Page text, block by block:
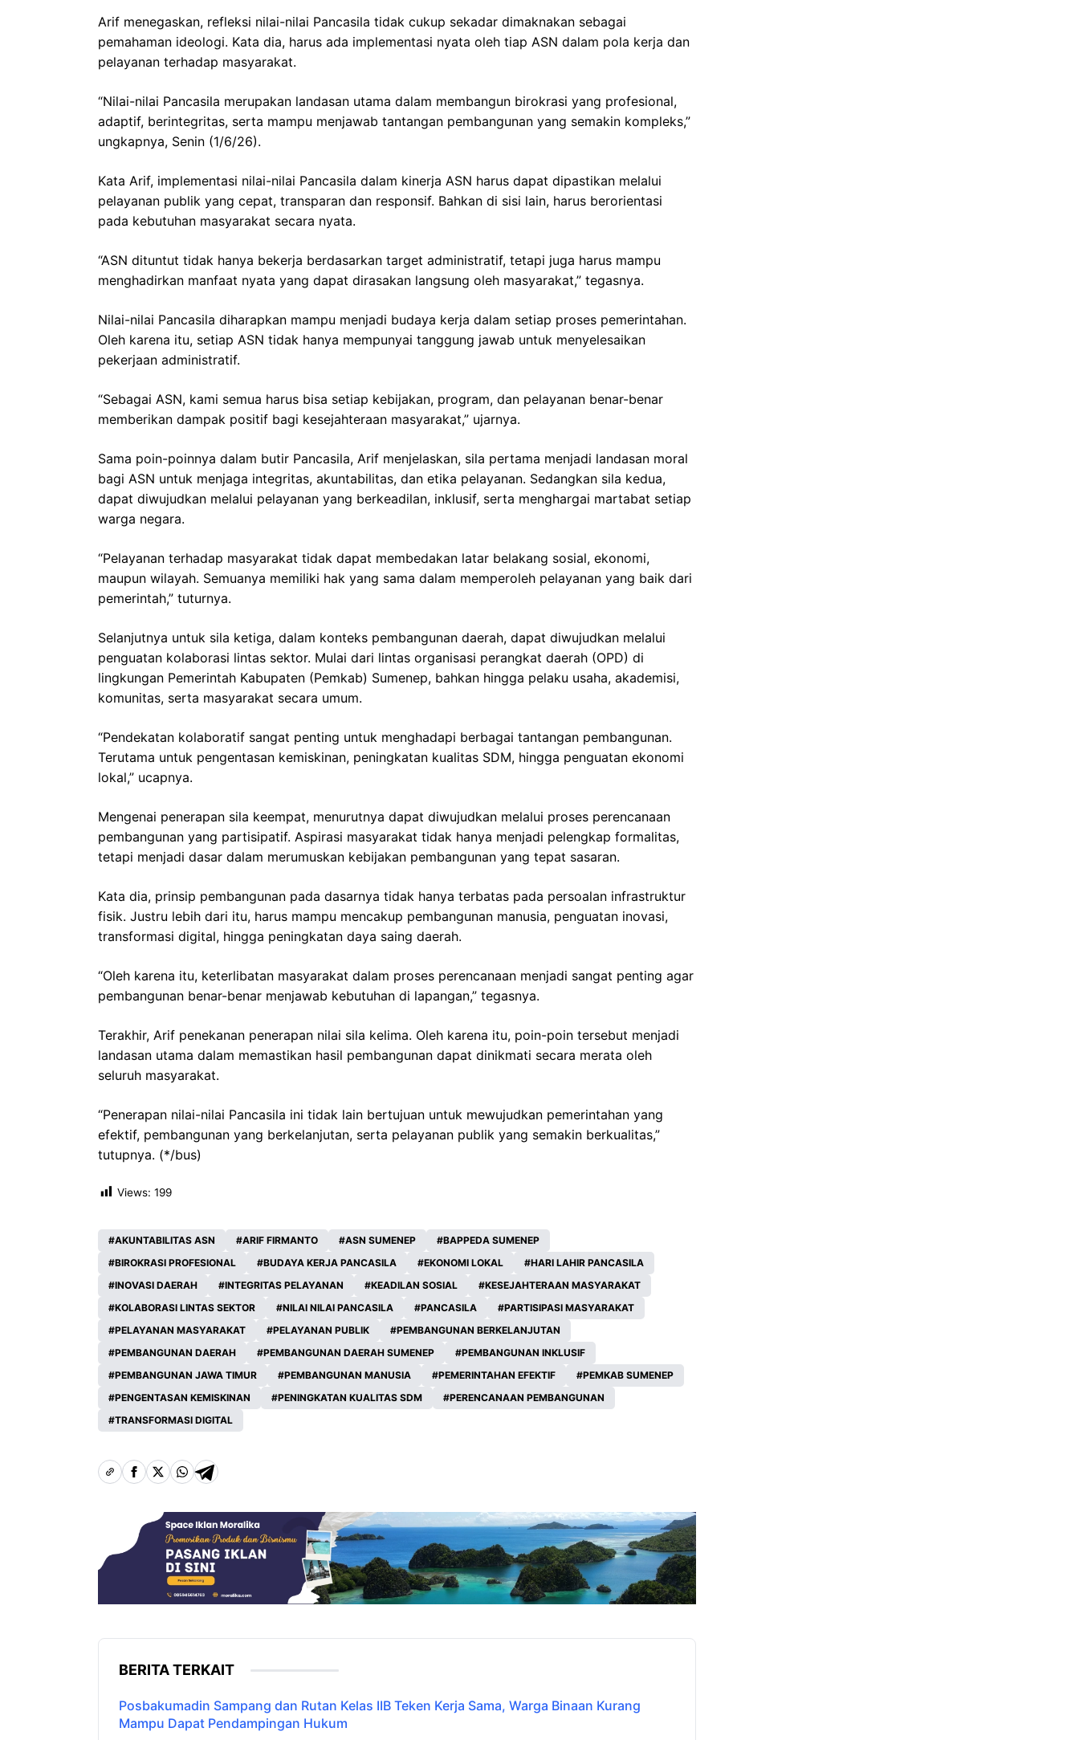
Arif menegaskan, refleksi nilai-nilai Pancasila tidak cukup sekadar dimaknakan sebagai
pemahaman ideologi. Kata dia, harus ada implementasi nyata oleh tiap ASN dalam pola kerja dan
pelayanan terhadap masyarakat.
“Nilai-nilai Pancasila merupakan landasan utama dalam membangun birokrasi yang profesional,
adaptif, berintegritas, serta mampu menjawab tantangan pembangunan yang semakin kompleks,”
ungkapnya, Senin (1/6/26).
Kata Arif, implementasi nilai-nilai Pancasila dalam kinerja ASN harus dapat dipastikan melalui
pelayanan publik yang cepat, transparan dan responsif. Bahkan di sisi lain, harus berorientasi
pada kebutuhan masyarakat secara nyata.
“ASN dituntut tidak hanya bekerja berdasarkan target administratif, tetapi juga harus mampu
menghadirkan manfaat nyata yang dapat dirasakan langsung oleh masyarakat,” tegasnya.
Nilai-nilai Pancasila diharapkan mampu menjadi budaya kerja dalam setiap proses pemerintahan.
Oleh karena itu, setiap ASN tidak hanya mempunyai tanggung jawab untuk menyelesaikan
pekerjaan administratif.
“Sebagai ASN, kami semua harus bisa setiap kebijakan, program, dan pelayanan benar-benar
memberikan dampak positif bagi kesejahteraan masyarakat,” ujarnya.
Sama poin-poinnya dalam butir Pancasila, Arif menjelaskan, sila pertama menjadi landasan moral
bagi ASN untuk menjaga integritas, akuntabilitas, dan etika pelayanan. Sedangkan sila kedua,
dapat diwujudkan melalui pelayanan yang berkeadilan, inklusif, serta menghargai martabat setiap
warga negara.
“Pelayanan terhadap masyarakat tidak dapat membedakan latar belakang sosial, ekonomi,
maupun wilayah. Semuanya memiliki hak yang sama dalam memperoleh pelayanan yang baik dari
pemerintah,” tuturnya.
Selanjutnya untuk sila ketiga, dalam konteks pembangunan daerah, dapat diwujudkan melalui
penguatan kolaborasi lintas sektor. Mulai dari lintas organisasi perangkat daerah (OPD) di
lingkungan Pemerintah Kabupaten (Pemkab) Sumenep, bahkan hingga pelaku usaha, akademisi,
komunitas, serta masyarakat secara umum.
“Pendekatan kolaboratif sangat penting untuk menghadapi berbagai tantangan pembangunan.
Terutama untuk pengentasan kemiskinan, peningkatan kualitas SDM, hingga penguatan ekonomi
lokal,” ucapnya.
Mengenai penerapan sila keempat, menurutnya dapat diwujudkan melalui proses perencanaan
pembangunan yang partisipatif. Aspirasi masyarakat tidak hanya menjadi pelengkap formalitas,
tetapi menjadi dasar dalam merumuskan kebijakan pembangunan yang tepat sasaran.
Kata dia, prinsip pembangunan pada dasarnya tidak hanya terbatas pada persoalan infrastruktur
fisik. Justru lebih dari itu, harus mampu mencakup pembangunan manusia, penguatan inovasi,
transformasi digital, hingga peningkatan daya saing daerah.
“Oleh karena itu, keterlibatan masyarakat dalam proses perencanaan menjadi sangat penting agar
pembangunan benar-benar menjawab kebutuhan di lapangan,” tegasnya.
Terakhir, Arif penekanan penerapan nilai sila kelima. Oleh karena itu, poin-poin tersebut menjadi
landasan utama dalam memastikan hasil pembangunan dapat dinikmati secara merata oleh
seluruh masyarakat.
“Penerapan nilai-nilai Pancasila ini tidak lain bertujuan untuk mewujudkan pemerintahan yang
efektif, pembangunan yang berkelanjutan, serta pelayanan publik yang semakin berkualitas,”
tutupnya. (*/bus)
Views: 199
AKUNTABILITAS ASN ARIF FIRMANTO ASN SUMENEP
BAPPEDA SUMENEP
BIROKRASI PROFESIONAL
BUDAYA KERJA PANCASILA EKONOMI LOKAL
HARI LAHIR PANCASILA
INOVASI DAERAH
INTEGRITAS PELAYANAN KEADILAN SOSIAL
KESEJAHTERAAN MASYARAKAT
KOLABORASI LINTAS SEKTOR
NILAI NILAI PANCASILA PANCASILA
PARTISIPASI MASYARAKAT
PELAYANAN MASYARAKAT
PELAYANAN PUBLIK
PEMBANGUNAN BERKELANJUTAN
PEMBANGUNAN DAERAH
PEMBANGUNAN DAERAH SUMENEP
PEMBANGUNAN INKLUSIF
PEMBANGUNAN JAWA TIMUR
PEMBANGUNAN MANUSIA PEMERINTAHAN EFEKTIF
PEMKAB SUMENEP
PENGENTASAN KEMISKINAN
PENINGKATAN KUALITAS SDM
PERENCANAAN PEMBANGUNAN
TRANSFORMASI DIGITAL
BERITA TERKAIT
Posbakumadin Sampang dan Rutan Kelas IIB Teken Kerja Sama, Warga Binaan Kurang
Mampu Dapat Pendampingan Hukum